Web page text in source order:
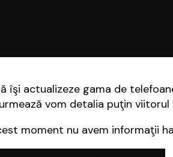
îşi actualizeze gama de
vom detalia puţin
moment nu avem informaţii